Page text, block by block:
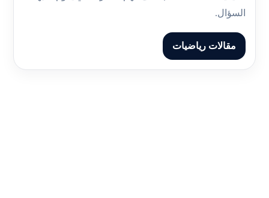
السؤال.
مقالات رياضيات